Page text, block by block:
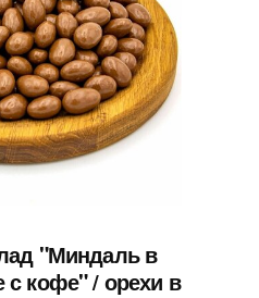
"Миндаль в
кофе" / орехи в